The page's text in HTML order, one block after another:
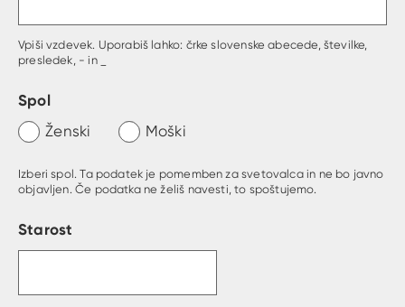
Vpiši vzdevek. Uporabiš lahko: črke slovenske abecede, številke,
presledek, - in _
Spol
Ženski Moški
Izberi spol. Ta podatek je pomemben za svetovalca in ne bo javno
objavljen. Če podatka ne želiš navesti, to spoštujemo.
Starost